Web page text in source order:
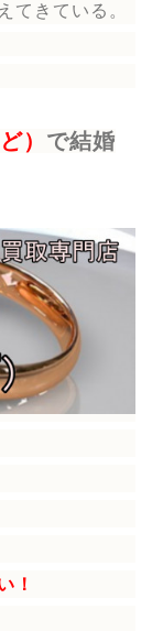
てきている。
） で結婚
！